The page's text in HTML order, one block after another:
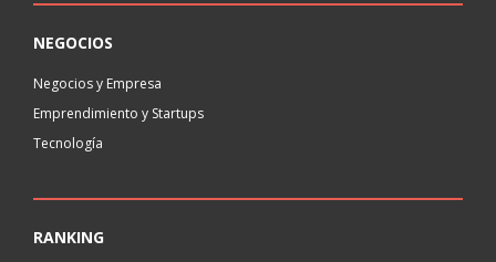
NEGOCIOS
Negocios y Empresa
Emprendimiento y Startups
Tecnología
RANKING